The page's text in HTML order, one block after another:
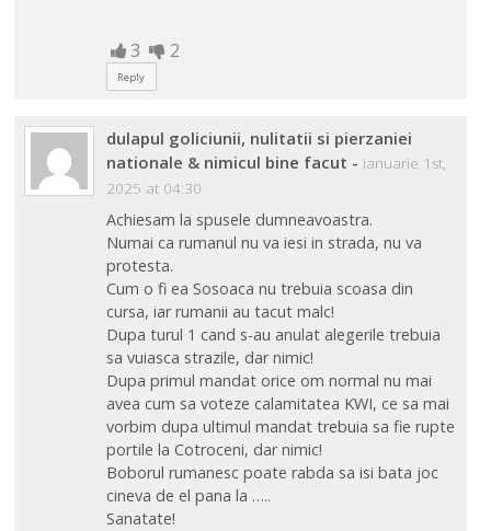
3 2
Reply
dulapul goliciunii, nulitatii si pierzaniei
nationale & nimicul bine facut - ianuarie 1st,
2025 at 04:30
Achiesam la spusele dumneavoastra.
Numai ca rumanul nu va iesi in strada, nu va
protesta.
Cum o fi ea Sosoaca nu trebuia scoasa din
cursa, iar rumanii au tacut malc!
Dupa turul 1 cand s-au anulat alegerile trebuia
sa vuiasca strazile, dar nimic!
Dupa primul mandat orice om normal nu mai
avea cum sa voteze calamitatea KWI, ce sa mai
vorbim dupa ultimul mandat trebuia sa fie rupte
portile la Cotroceni, dar nimic!
Boborul rumanesc poate rabda sa isi bata joc
cineva de el pana la …..
Sanatate!